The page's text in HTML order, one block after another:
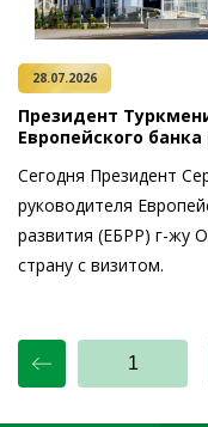
28.07.2026
Президент
Европейского
Сегодня Президент
руководителя
развития (ЕБРР) г-жу
страну с визитом.